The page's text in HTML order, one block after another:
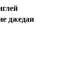
джедаи